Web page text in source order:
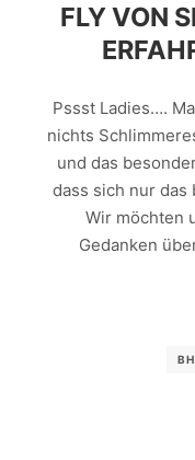
FLY VON
Pssst Ladies….
nichts
und das
dass sich nur das
Wir möchten
Gedanken
BH